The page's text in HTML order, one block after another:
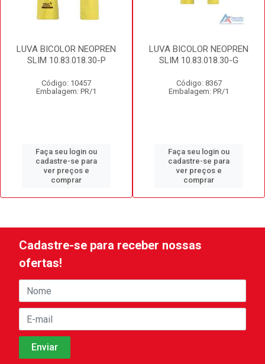
LUVA BICOLOR NEOPREN
SLIM 10.83.018.30-P
Código: 10457
Embalagem: PR/1
Faça seu login ou
cadastre-se para
ver preços e
comprar
LUVA BICOLOR NEOPREN
SLIM 10.83.018.30-G
Código: 8367
Embalagem: PR/1
Faça seu login ou
cadastre-se para
ver preços e
comprar
Cadastre-se para receber nossas
ofertas!